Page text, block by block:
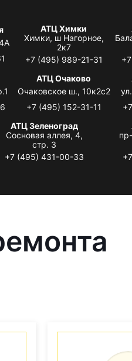
АТЦ Химки
Химки, ш Нагорное,
2к7
+7 (495) 989-21-31
АТЦ Очаково
Очаковское ш., 10к2с2
+7 (495) 152-31-11
АТЦ Зеленоград
Сосновая аллея, 4,
стр. 3
+7 (495) 431-00-33